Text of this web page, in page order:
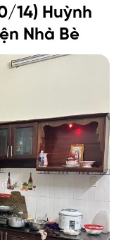
14) Huỳnh
Nhà Bè